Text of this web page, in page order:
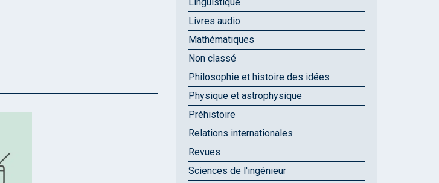
Livres audio
Mathématiques
Non classé
Philosophie et histoire des idées
Physique et astrophysique
Préhistoire
Relations internationales
Revues
Sciences de l'ingénieur